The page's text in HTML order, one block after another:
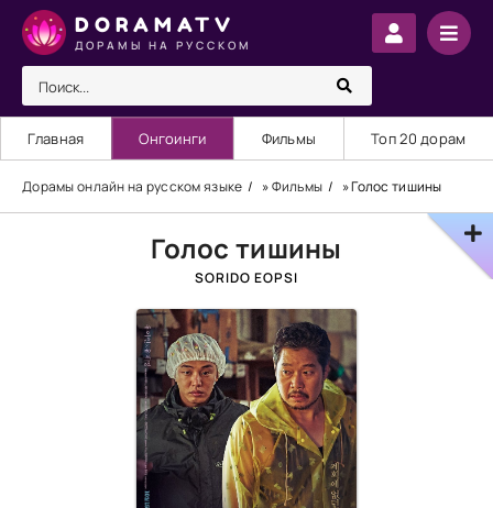
DORAMATV
ДОРАМЫ НА РУССКОМ
Главная Онгоинги Фильмы Топ 20 дорам
Дорамы онлайн на русском языке »Фильмы » Голос тишины
Голос тишины
SORIDO EOPSI